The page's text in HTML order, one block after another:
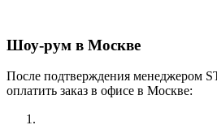
Шоу-рум в Москве
После подтверждения менеджером
оплатить заказ в офисе в Москве: